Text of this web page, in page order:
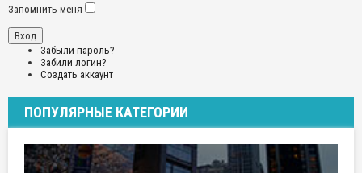
Запомнить меня
Забыли пароль?
Забили логин?
Создать аккаунт
ПОПУЛЯРНЫЕ КАТЕГОРИИ